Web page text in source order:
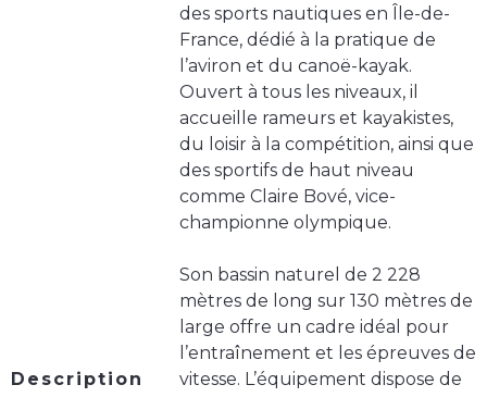
Description
des sports nautiques en Île-de-
France, dédié à la pratique de
l’aviron et du canoë-kayak.
Ouvert à tous les niveaux, il
accueille rameurs et kayakistes,
du loisir à la compétition, ainsi que
des sportifs de haut niveau
comme Claire Bové, vice-
championne olympique.
Son bassin naturel de 2 228
mètres de long sur 130 mètres de
large offre un cadre idéal pour
l’entraînement et les épreuves de
vitesse. L’équipement dispose de